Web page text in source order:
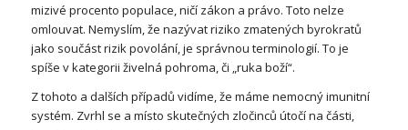
mizivé procento populace, ničí zákon a právo. Toto nelze
omlouvat. Nemyslím, že nazývat riziko zmatených byrokratů
jako součást rizik povolání, je správnou terminologií. To je
spíše v kategorii živelná pohroma, či „ruka boží“.
Z tohoto a dalších případů vidíme, že máme nemocný imunitní
systém. Zvrhl se a místo skutečných zločinců útočí na části,